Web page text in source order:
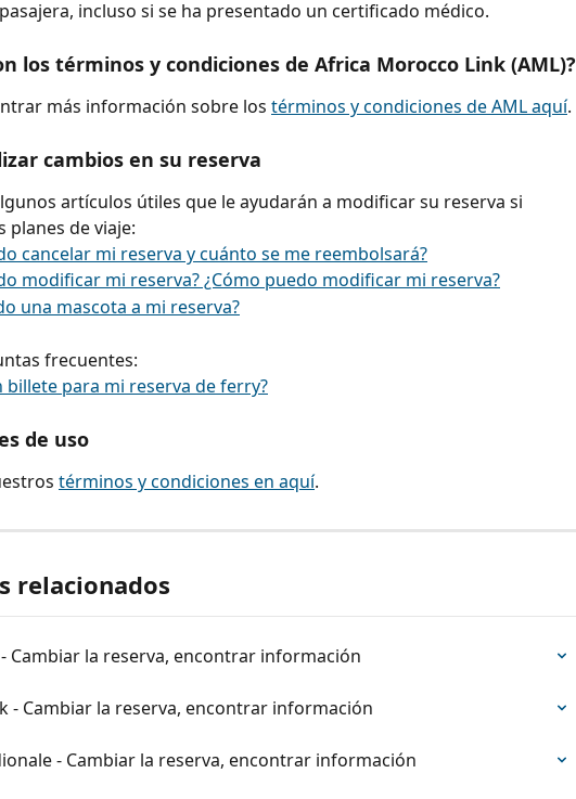
incluso si se ha presentado un certificado médico.
los términos y condiciones de Africa Morocco Link (AML)?
más información sobre los términos y condiciones de AML aquí.
cambios en su reserva
artículos útiles que le ayudarán a modificar su reserva si
planes de viaje:
cancelar mi reserva y cuánto se me reembolsará?
modificar mi reserva? ¿Cómo puedo modificar mi reserva?
una mascota a mi reserva?
frecuentes:
billete para mi reserva de ferry?
de uso
términos y condiciones en aquí.
relacionados
Cambiar la reserva, encontrar información
- Cambiar la reserva, encontrar información
- Cambiar la reserva, encontrar información